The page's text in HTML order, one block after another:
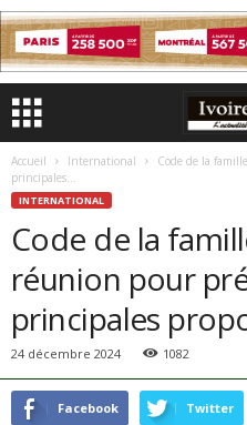
Accueil International
Code de la
principales...
INTERNATIONAL
Code de la
réunion pour
principales
24 décembre 2024 1082
Facebook Twitter